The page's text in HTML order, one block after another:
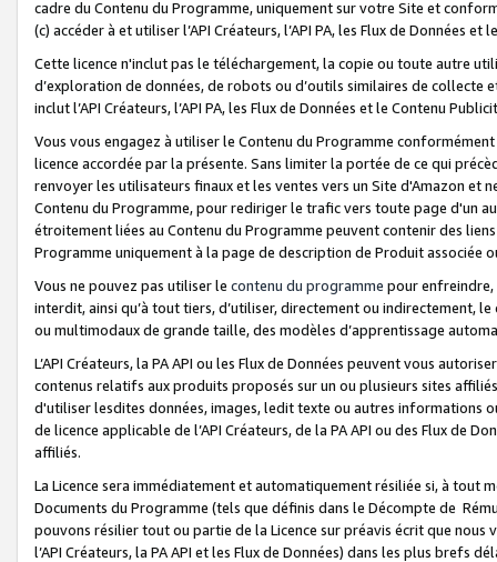
cadre du Contenu du Programme, uniquement sur votre Site et
(c) accéder à et utiliser l’API Créateurs, l’API PA, les Flux de Données
Cette licence n'inclut pas le téléchargement, la copie ou toute autre
d’exploration de données, de robots ou d’outils similaires de
inclut l’API Créateurs, l’API PA, les Flux de Données et le Contenu
Vous vous engagez à utiliser le Contenu du Programme
licence accordée par la présente. Sans limiter la portée de ce qui
renvoyer les utilisateurs finaux et les ventes vers un Site d'Amazon et
Contenu du Programme, pour rediriger le trafic vers toute page d'un
étroitement liées au Contenu du Programme peuvent contenir des
Programme uniquement à la page de description de Produit associée
Vous ne pouvez pas utiliser le contenu du programme pour
interdit, ainsi qu’à tout tiers, d’utiliser, directement ou indirectement,
ou multimodaux de grande taille, des modèles d’apprentissage
L’API Créateurs, la PA API ou les Flux de Données peuvent vous
contenus relatifs aux produits proposés sur un ou plusieurs sites
d'utiliser lesdites données, images, ledit texte ou autres informations
de licence applicable de l’API Créateurs, de la PA API ou des Flux de
affiliés.
La Licence sera immédiatement et automatiquement résiliée si, à
Documents du Programme (tels que définis dans le Décompte de
pouvons résilier tout ou partie de la Licence sur préavis écrit que
l’API Créateurs, la PA API et les Flux de Données) dans les plus